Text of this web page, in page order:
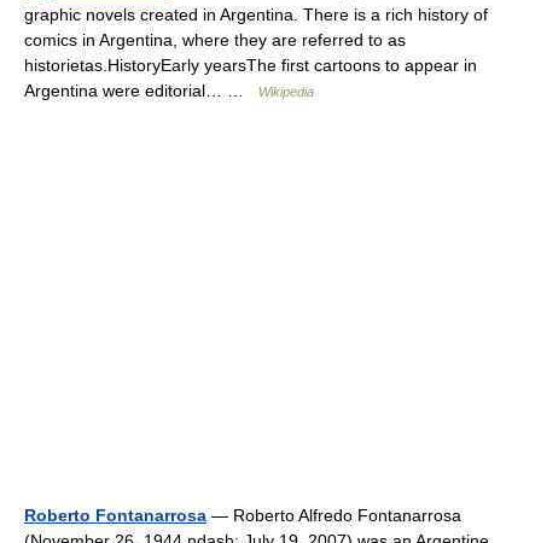
graphic novels created in Argentina. There is a rich history of
comics in Argentina, where they are referred to as
historietas.HistoryEarly yearsThe first cartoons to appear in
Argentina were editorial… …
Wikipedia
Roberto Fontanarrosa — Roberto Alfredo Fontanarrosa